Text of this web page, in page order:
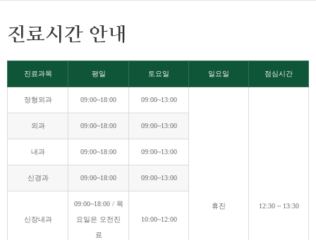
진료시간 안내
진료과목 평일 토요일 일요일 점심시간
정형외과 09:00~18:00 09:00~13:00
휴진 12:30 ~ 13:30
외과 09:00~18:00 09:00~13:00
내과 09:00~18:00 09:00~13:00
신경과 09:00~18:00 09:00~13:00
신장내과
09:00~18:00 / 목
요일은 오전진
료
10:00~12:00